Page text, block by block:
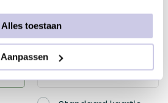
Alles toestaan
Aanpassen